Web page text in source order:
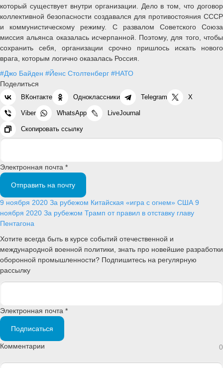
который существует внутри организации. Дело в том, что договор
коллективной безопасности создавался для противостояния СССР
и коммунистическому режиму. С развалом Советского Союза
миссия альянса оказалась исчерпанной. Поэтому, для того, чтобы
сохранить себя, организации срочно пришлось искать нового
врага, которым логично оказалась Россия.
#Джо Байден #Йенс Столтенберг #НАТО
Поделиться
ВКонтакте Одноклассники Telegram X
Viber WhatsApp LiveJournal
Скопировать ссылку
Электронная почта *
Отправить на почту
9 ноября 2020 За рубежом Китайская «игра с огнем» США9
ноября 2020 За рубежом Трамп от правил в отставку главу
Пентагона
Хотите всегда быть в курсе событий отечественной и
международной военной политики, знать про новейшие разработки
оборонной промышленности? Подпишитесь на регулярную
рассылку
Электронная почта *
Подписаться
Комментарии 0